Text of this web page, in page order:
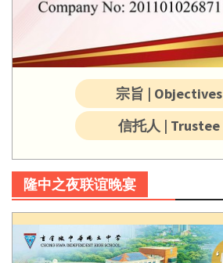
宗旨 | Objectives
信托人 | Trustee
隆中之夜联谊晚宴